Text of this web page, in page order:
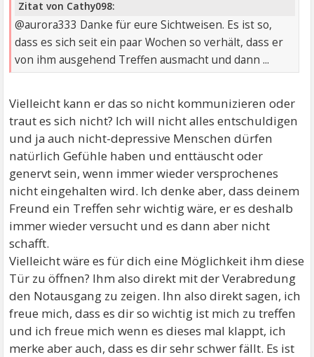
Zitat von Cathy098:
@aurora333 Danke für eure Sichtweisen. Es ist so,
dass es sich seit ein paar Wochen so verhält, dass er
von ihm ausgehend Treffen ausmacht und dann ...
Vielleicht kann er das so nicht kommunizieren oder
traut es sich nicht? Ich will nicht alles entschuldigen
und ja auch nicht-depressive Menschen dürfen
natürlich Gefühle haben und enttäuscht oder
genervt sein, wenn immer wieder versprochenes
nicht eingehalten wird. Ich denke aber, dass deinem
Freund ein Treffen sehr wichtig wäre, er es deshalb
immer wieder versucht und es dann aber nicht
schafft.
Vielleicht wäre es für dich eine Möglichkeit ihm diese
Tür zu öffnen? Ihm also direkt mit der Verabredung
den Notausgang zu zeigen. Ihn also direkt sagen, ich
freue mich, dass es dir so wichtig ist mich zu treffen
und ich freue mich wenn es dieses mal klappt, ich
merke aber auch, dass es dir sehr schwer fällt. Es ist